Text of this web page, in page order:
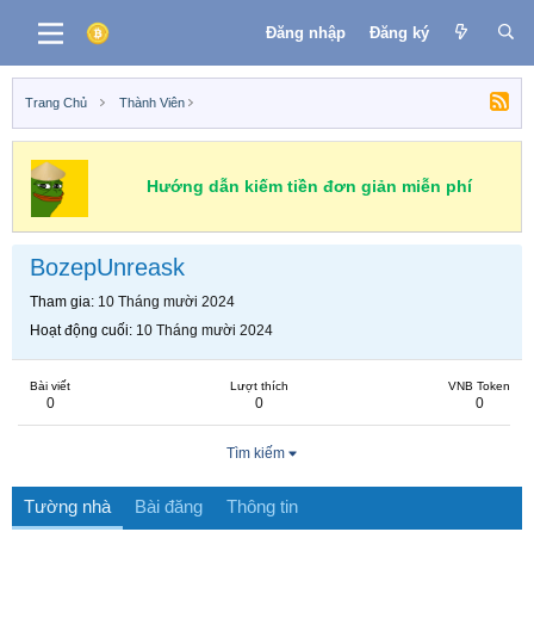
Đăng nhập Đăng ký
Trang Chủ Thành Viên
Hướng dẫn kiếm tiền đơn giản miễn phí
BozepUnreask
Tham gia 10 Tháng mười 2024
Hoạt động cuối 10 Tháng mười 2024
Bài viết
0
Lượt thích
0
VNB Token
0
Tìm kiếm
Tường nhà Bài đăng Thông tin